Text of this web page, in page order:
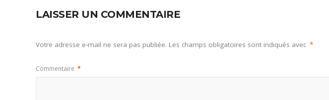
LAISSER UN COMMENTAIRE
Votre adresse e-mail ne sera pas publiée. Les champs obligatoires sont indiqués avec *
Commentaire *